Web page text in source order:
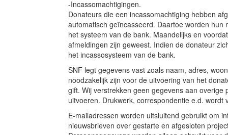
-Incassomachtigingen.
Donateurs die een incassomachtiging hebben
automatisch geïncasseerd. Daartoe worden
het systeem van de bank. Maandelijks en
afmeldingen zijn geweest. Indien de donateur
het incassosysteem van de bank.
SNF legt gegevens vast zoals naam, adres,
noodzakelijk zijn voor de uitvoering van het
gift. Wij verstrekken geen gegevens aan
uitvoeren. Drukwerk, correspondentie e.d.
E-mailadressen worden uitsluitend gebruikt om
nieuwsbrieven over gestarte en afgesloten